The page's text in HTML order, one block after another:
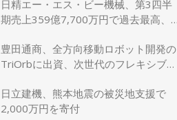
日精エー・エス・ビー機械、第3四半
期売上359億7,700万円で過去最高、
豊田通商、全方向移動ロボット開発の
TriOrbに出資、次世代のフレキシブル
日立建機、熊本地震の被災地支援で
2,000万円を寄付